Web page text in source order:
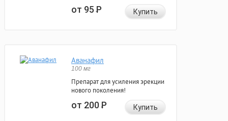
от 95Р Купить
Аванафил
100 мг
Препарат для усиления эрекции
нового поколения!
от 200Р Купить